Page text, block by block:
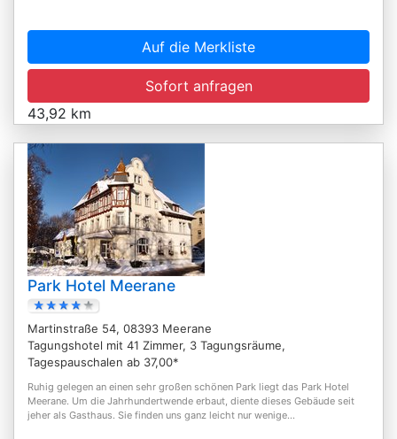
Auf die Merkliste
Sofort anfragen
43,92 km
Park Hotel Meerane
Martinstraße 54, 08393 Meerane
Tagungshotel mit 41 Zimmer, 3 Tagungsräume,
Tagespauschalen ab 37,00*
Ruhig gelegen an einen sehr großen schönen Park liegt das Park Hotel
Meerane. Um die Jahrhundertwende erbaut, diente dieses Gebäude seit
jeher als Gasthaus. Sie finden uns ganz leicht nur wenige...